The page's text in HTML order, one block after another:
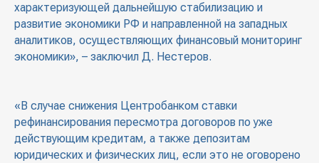
характеризующей дальнейшую стабилизацию и
развитие экономики РФ и направленной на западных
аналитиков, осуществляющих финансовый мониторинг
экономики», – заключил Д. Нестеров.
«В случае снижения Центробанком ставки
рефинансирования пересмотра договоров по уже
действующим кредитам, а также депозитам
юридических и физических лиц, если это не оговорено